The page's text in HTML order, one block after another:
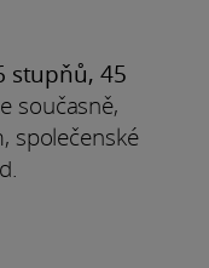
stupňů, 45
současně,
společenské